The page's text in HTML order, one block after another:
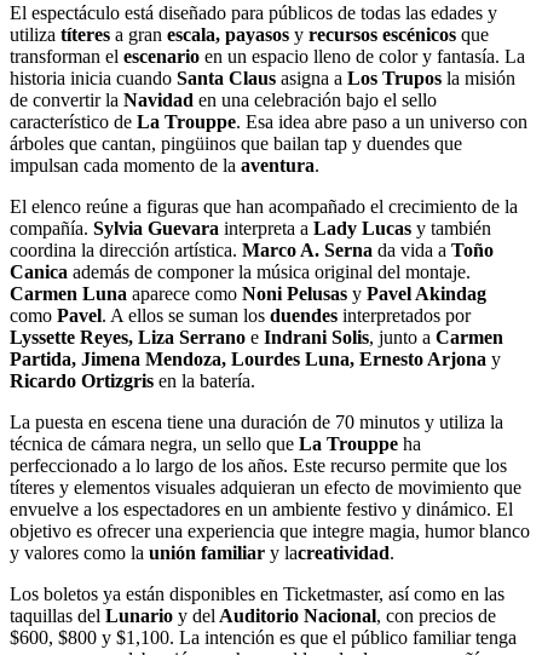
El espectáculo está diseñado para públicos de todas las edades y
utiliza títeres a gran escala, payasos y recursos escénicos que
transforman el escenario en un espacio lleno de color y fantasía. La
historia inicia cuando Santa Claus asigna a Los Trupos la misión
de convertir la Navidad en una celebración bajo el sello
característico de La Trouppe. Esa idea abre paso a un universo con
árboles que cantan, pingüinos que bailan tap y duendes que
impulsan cada momento de la aventura.
El elenco reúne a figuras que han acompañado el crecimiento de la
compañía. Sylvia Guevara interpreta a Lady Lucas y también
coordina la dirección artística. Marco A. Serna da vida a Toño
Canica además de componer la música original del montaje.
Carmen Luna aparece como Noni Pelusas y Pavel Akindag
como Pavel. A ellos se suman los duendes interpretados por
Lyssette Reyes, Liza Serrano e Indrani Solis, junto a Carmen
Partida, Jimena Mendoza, Lourdes Luna, Ernesto Arjona y
Ricardo Ortizgris en la batería.
La puesta en escena tiene una duración de 70 minutos y utiliza la
técnica de cámara negra, un sello que La Trouppe ha
perfeccionado a lo largo de los años. Este recurso permite que los
títeres y elementos visuales adquieran un efecto de movimiento que
envuelve a los espectadores en un ambiente festivo y dinámico. El
objetivo es ofrecer una experiencia que integre magia, humor blanco
y valores como la unión familiar y lacreatividad.
Los boletos ya están disponibles en Ticketmaster, así como en las
taquillas del Lunario y del Auditorio Nacional, con precios de
$600, $800 y $1,100. La intención es que el público familiar tenga